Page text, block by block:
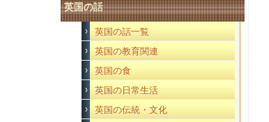
英国の話
英国の話一覧
英国の教育関連
英国の食
英国の日常生活
英国の伝統・文化